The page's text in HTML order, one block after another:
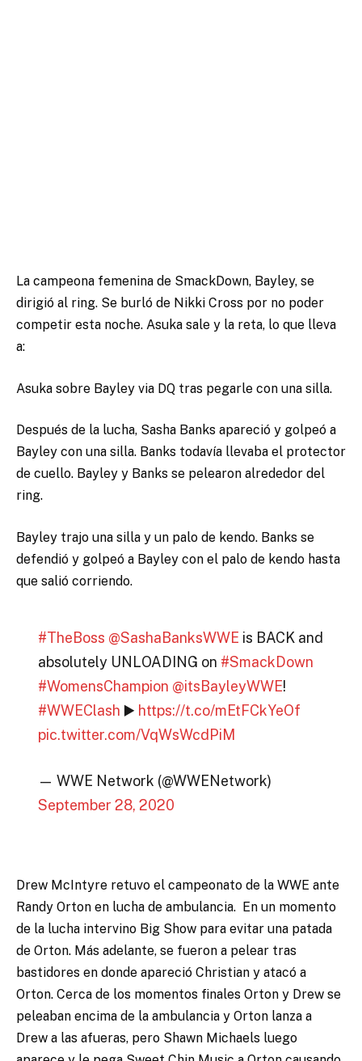
La campeona femenina de SmackDown, Bayley, se
dirigió al ring. Se burló de Nikki Cross por no poder
competir esta noche. Asuka sale y la reta, lo que lleva
a:
Asuka sobre Bayley via DQ tras pegarle con una silla.
Después de la lucha, Sasha Banks apareció y golpeó a
Bayley con una silla. Banks todavía llevaba el protector
de cuello. Bayley y Banks se pelearon alrededor del
ring.
Bayley trajo una silla y un palo de kendo. Banks se
defendió y golpeó a Bayley con el palo de kendo hasta
que salió corriendo.
#TheBoss @SashaBanksWWE is BACK and
absolutely UNLOADING on #SmackDown
#WomensChampion @itsBayleyWWE!
#WWEClash ▶️ https://t.co/mEtFCkYeOf
pic.twitter.com/VqWsWcdPiM
— WWE Network (@WWENetwork)
September 28, 2020
Drew McIntyre retuvo el campeonato de la WWE ante
Randy Orton en lucha de ambulancia. En un momento
de la lucha intervino Big Show para evitar una patada
de Orton. Más adelante, se fueron a pelear tras
bastidores en donde apareció Christian y atacó a
Orton. Cerca de los momentos finales Orton y Drew se
peleaban encima de la ambulancia y Orton lanza a
Drew a las afueras, pero Shawn Michaels luego